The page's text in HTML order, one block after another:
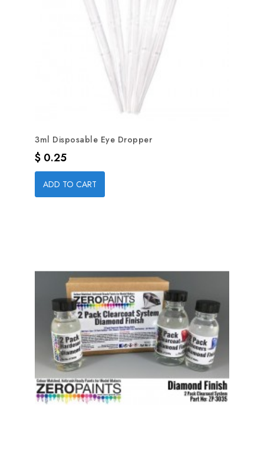
3ml Disposable Eye Dropper
Precio
$ 0.25
ADD TO CART